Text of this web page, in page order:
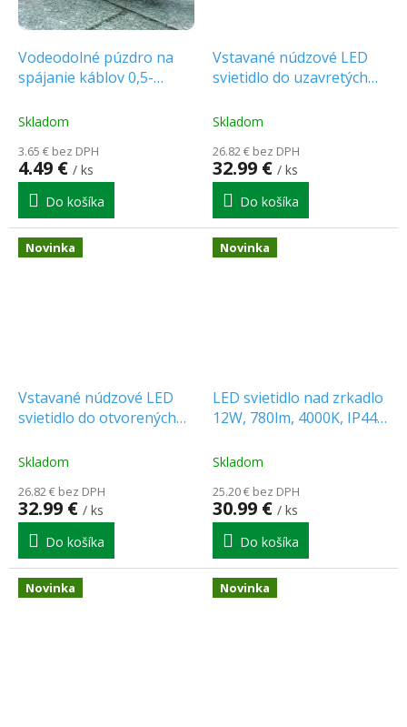
Vodeodolné púzdro na
spájanie káblov 0,5-
[WW005]
Skladom
3.65 € bez DPH
4.49 € / ks
Do košíka
Vstavané núdzové LED
svietidlo do uzavretých
AUTOTEST [C90-TLR2-
Skladom
26.82 € bez DPH
32.99 € / ks
Do košíka
Novinka
Vstavané núdzové LED
svietidlo do otvorených
AUTOTEST [C90-TLR2-
Skladom
26.82 € bez DPH
32.99 € / ks
Do košíka
Novinka
LED svietidlo nad zrkadlo
12W, 780lm, 4000K, IP44,
Skladom
25.20 € bez DPH
30.99 € / ks
Do košíka
Novinka Novinka